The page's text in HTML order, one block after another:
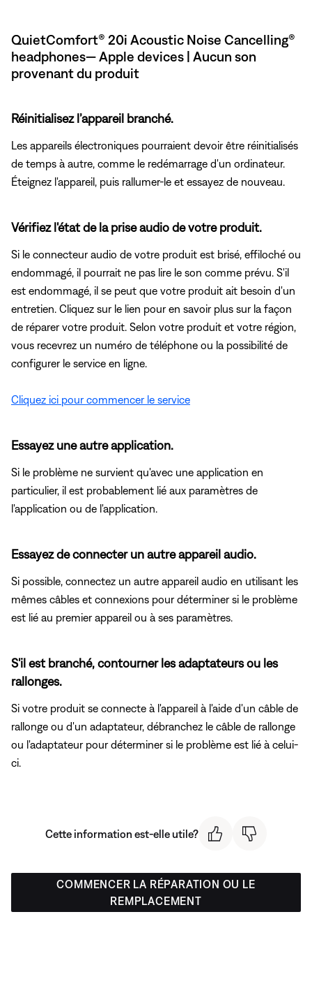
QuietComfort® 20i Acoustic Noise Cancelling®
headphones— Apple devices | Aucun son
provenant du produit
Réinitialisez l’appareil branché.
Les appareils électroniques pourraient devoir être réinitialisés
de temps à autre, comme le redémarrage d'un ordinateur.
Éteignez l'appareil, puis rallumer-le et essayez de nouveau.
Vérifiez l'état de la prise audio de votre produit.
Si le connecteur audio de votre produit est brisé, effiloché ou
endommagé, il pourrait ne pas lire le son comme prévu. S'il
est endommagé, il se peut que votre produit ait besoin d'un
entretien. Cliquez sur le lien pour en savoir plus sur la façon
de réparer votre produit. Selon votre produit et votre région,
vous recevrez un numéro de téléphone ou la possibilité de
configurer le service en ligne.
Cliquez ici pour commencer le service
Essayez une autre application.
Si le problème ne survient qu'avec une application en
particulier, il est probablement lié aux paramètres de
l'application ou de l'application.
Essayez de connecter un autre appareil audio.
Si possible, connectez un autre appareil audio en utilisant les
mêmes câbles et connexions pour déterminer si le problème
est lié au premier appareil ou à ses paramètres.
S'il est branché, contourner les adaptateurs ou les
rallonges.
Si votre produit se connecte à l'appareil à l'aide d'un câble de
rallonge ou d'un adaptateur, débranchez le câble de rallonge
ou l'adaptateur pour déterminer si le problème est lié à celui-
ci.
Cette information est-elle utile?
COMMENCER LA RÉPARATION OU LE
REMPLACEMENT